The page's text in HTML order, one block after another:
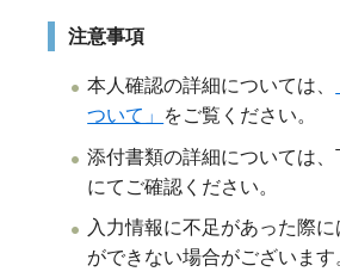
注意事項
本人確認の詳細については、
ついて」
をご覧ください。
添付書類の詳細については、
にてご確認ください。
入力情報に不足があった際
ができない場合がございます